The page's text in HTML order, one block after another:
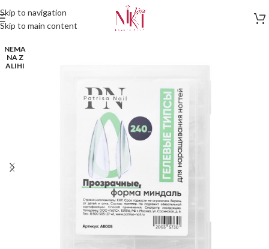
Skip to navigation
Skip to main content
NEMA
NA Z
ALIHI